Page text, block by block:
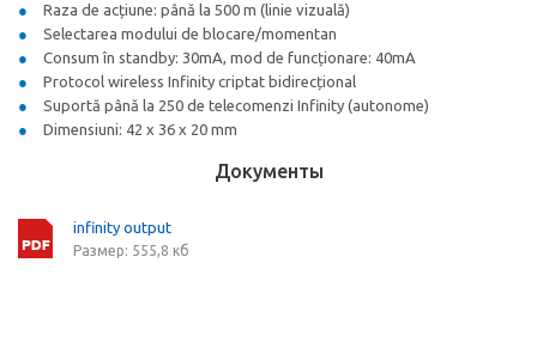
Raza de acțiune: până la 500 m (linie vizuală)
Selectarea modului de blocare/momentan
Consum în standby: 30mA, mod de funcționare: 40mA
Protocol wireless Infinity criptat bidirecțional
Suportă până la 250 de telecomenzi Infinity (autonome)
Dimensiuni: 42 x 36 x 20 mm
Документы
infinity output
Размер: 555,8 кб